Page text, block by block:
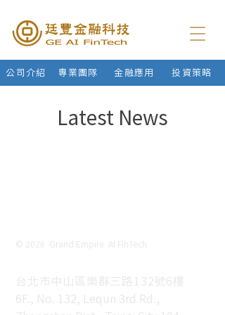
投資策略
金融應用
專業團隊
公司介紹
Latest News
© 2026 Grand Empire AI FinTech
台北市中山區樂群三路132號6樓
6F., No. 132, Lequn 3rd Rd.,